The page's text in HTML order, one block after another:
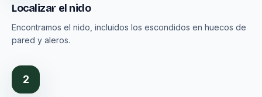
Localizar el nido
Encontramos el nido, incluidos los escondidos en huecos de
pared y aleros.
2